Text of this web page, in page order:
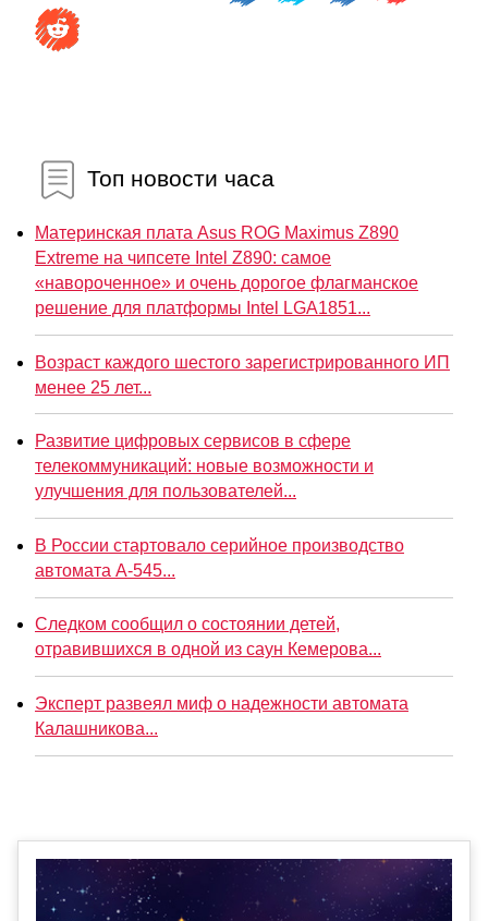
Топ новости часа
Материнская плата Asus ROG Maximus Z890
Extreme на чипсете Intel Z890: самое
«навороченное» и очень дорогое флагманское
решение для платформы Intel LGA1851...
Возраст каждого шестого зарегистрированного ИП
менее 25 лет...
Развитие цифровых сервисов в сфере
телекоммуникаций: новые возможности и
улучшения для пользователей...
В России стартовало серийное производство
автомата А-545...
Следком сообщил о состоянии детей,
отравившихся в одной из саун Кемерова...
Эксперт развеял миф о надежности автомата
Калашникова...